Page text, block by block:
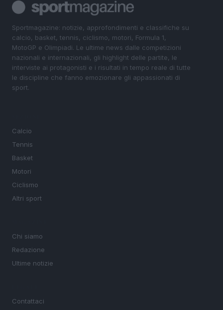
Sportmagazine: notizie, approfondimenti e classifiche su
calcio, basket, tennis, ciclismo, motori, Formula 1,
MotoGP e Olimpiadi. Le ultime news dalle competizioni
nazionali e internazionali, gli highlight delle partite, le
interviste ai protagonisti e i risultati in tempo reale di tutte
le discipline che fanno emozionare gli appassionati di
sport.
Calcio
Tennis
Basket
Motori
Ciclismo
Altri sport
Chi siamo
Redazione
Ultime notizie
Contattaci